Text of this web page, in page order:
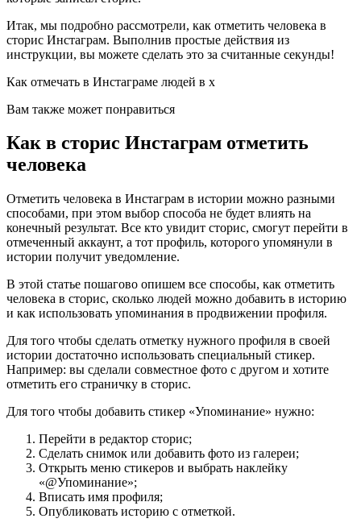
Итак, мы подробно рассмотрели, как отметить человека в
сторис Инстаграм. Выполнив простые действия из
инструкции, вы можете сделать это за считанные секунды!
Как отмечать в Инстаграме людей в х
Вам также может понравиться
Как в сторис Инстаграм отметить
человека
Отметить человека в Инстаграм в истории можно разными
способами, при этом выбор способа не будет влиять на
конечный результат. Все кто увидит сторис, смогут перейти в
отмеченный аккаунт, а тот профиль, которого упомянули в
истории получит уведомление.
В этой статье пошагово опишем все способы, как отметить
человека в сторис, сколько людей можно добавить в историю
и как использовать упоминания в продвижении профиля.
Для того чтобы сделать отметку нужного профиля в своей
истории достаточно использовать специальный стикер.
Например: вы сделали совместное фото с другом и хотите
отметить его страничку в сторис.
Для того чтобы добавить стикер «Упоминание» нужно:
Перейти в редактор сторис;
Сделать снимок или добавить фото из галереи;
Открыть меню стикеров и выбрать наклейку
«@Упоминание»;
Вписать имя профиля;
Опубликовать историю с отметкой.